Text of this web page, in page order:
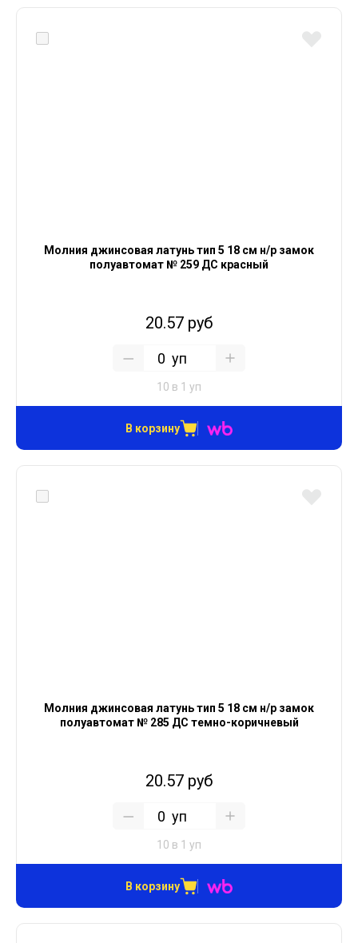
Молния джинсовая латунь тип 5 18 см н/р замок
полуавтомат № 259 ДС красный
20.57 руб
уп
10 в 1 уп
В корзину
Молния джинсовая латунь тип 5 18 см н/р замок
полуавтомат № 285 ДС темно-коричневый
20.57 руб
уп
10 в 1 уп
В корзину